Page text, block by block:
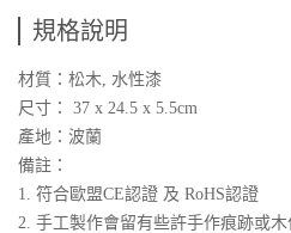
規格說明
材質：松木, 水性漆
尺寸： 37 x 24.5 x 5.5cm
產地：波蘭
備註：
1. 符合歐盟CE認證 及 RoHS認證
2. 手工製作會留有些許手作痕跡或